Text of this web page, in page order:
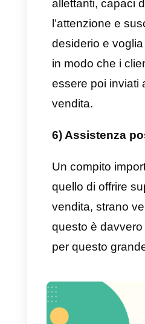
vendita
Questo
di dare
curiosità
2) Lead
Uno dei
questo
qualificare i
team di
acquisto